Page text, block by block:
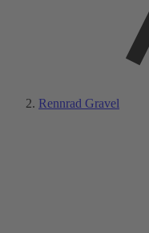
Rennrad Gravel